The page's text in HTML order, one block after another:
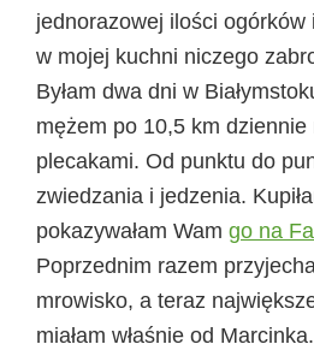
jednorazowej ilości ogórków
w mojej kuchni niczego
Byłam dwa dni w
mężem po 10,5 km dziennie
plecakami. Od punktu do
zwiedzania i jedzenia.
pokazywałam Wam go na
Poprzednim razem
mrowisko, a teraz
miałam właśnie od